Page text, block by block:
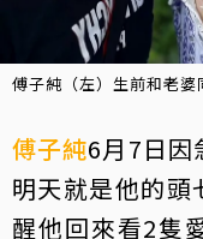
傅子純（左）生前和老
傅子純6月7日因
明天就是他的頭
醒他回來看2隻